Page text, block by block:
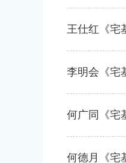
王仕红《宅
李明会《宅
何广同《宅
何德月《宅